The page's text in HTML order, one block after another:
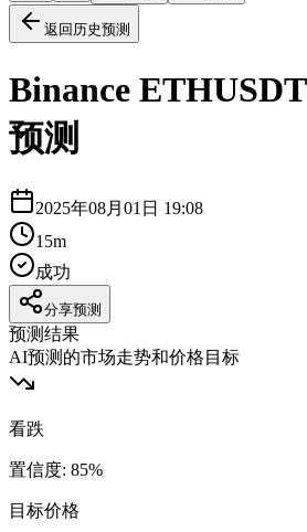
返回历史预测
Binance ETHUSDT
预测
2025年08月01日 19:08
15m
成功
分享预测
预测结果
AI预测的市场走势和价格目标
看跌
置信度: 85%
目标价格